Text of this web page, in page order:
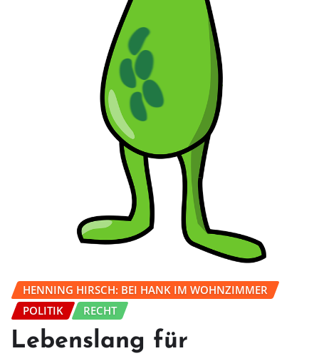
HENNING HIRSCH: BEI HANK IM WOHNZIMMER
POLITIK
RECHT
Lebenslang für